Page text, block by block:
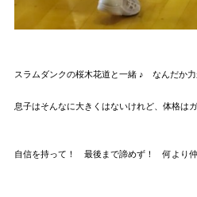
スラムダンクの桜木花道と一緒 ♪ なんだか力
息子はそんなに大きくはないけれど、体格は
自信を持って！ 最後まで諦めず！ 何より仲